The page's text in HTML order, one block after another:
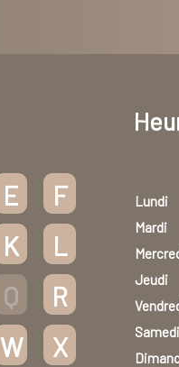
E
F
K
L
Q
R
W
X
Lundi
Mardi
Jeudi
Samedi